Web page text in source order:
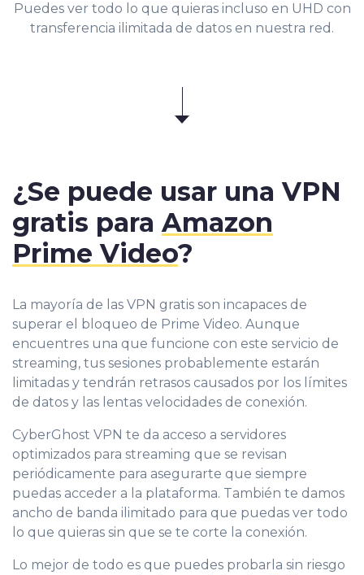
Puedes ver todo lo que quieras incluso en UHD con
transferencia ilimitada de datos en nuestra red.
¿Se puede usar una VPN
gratis para Amazon
Prime Video?
La mayoría de las VPN gratis son incapaces de
superar el bloqueo de Prime Video. Aunque
encuentres una que funcione con este servicio de
streaming, tus sesiones probablemente estarán
limitadas y tendrán retrasos causados por los límites
de datos y las lentas velocidades de conexión.
CyberGhost VPN te da acceso a servidores
optimizados para streaming que se revisan
periódicamente para asegurarte que siempre
puedas acceder a la plataforma. También te damos
ancho de banda ilimitado para que puedas ver todo
lo que quieras sin que se te corte la conexión.
Lo mejor de todo es que puedes probarla sin riesgo